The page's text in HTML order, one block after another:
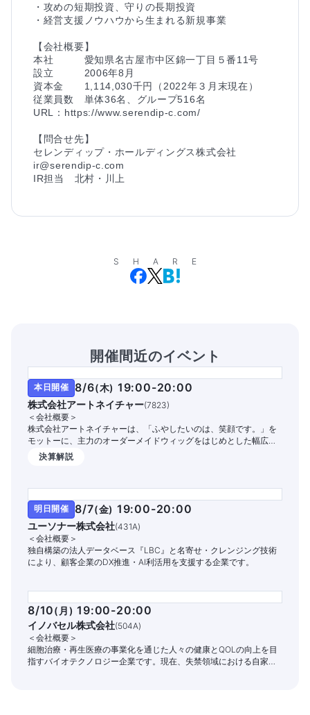
・攻めの短期投資、守りの長期投資
・経営支援ノウハウから生まれる新規事業
【会社概要】
本社　　　愛知県名古屋市中区錦一丁目５番11号
設立　　　2006年8月
資本金　　1,114,030千円（2022年３月末現在）
従業員数　単体36名、グループ516名
URL：https://www.serendip-c.com/
【問合せ先】
セレンディップ・ホールディングス株式会社
ir@serendip-c.com
SHARE
開催間近のイベント
本日開催 8/6(木) 19:00-20:00
株式会社アートネイチャー(7823)
＜会社概要＞
株式会社アートネイチャーは、「ふやしたいのは、笑顔です。」を
モットーに、主力のオーダーメイドウィッグをはじめとした幅広い
商品・サービスを提供する国内シェアNo.1の総合毛髪企業です。
決算解説
明日開催 8/7(金) 19:00-20:00
ユーソナー株式会社(431A)
＜会社概要＞
独自構築の法人データベース『LBC』と名寄せ・クレンジング技術
により、顧客企業のDX推進・AI利活用を支援する企業です。
8/10( 月) 19:00-20:00
イノバセル株式会社(504A)
＜会社概要＞
細胞治療・再生医療の事業化を通じた人々の健康とQOLの向上を目
指すバイオテクノロジー企業です。現在、失禁領域における自家細